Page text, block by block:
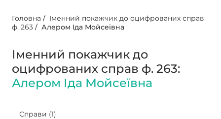
Головна / Іменний покажчик до оцифрованих справ
ф. 263 / Алером Іда Мойсеївна
Іменний покажчик до
оцифрованих справ ф. 263:
Алером Іда Мойсеївна
Справи (1)